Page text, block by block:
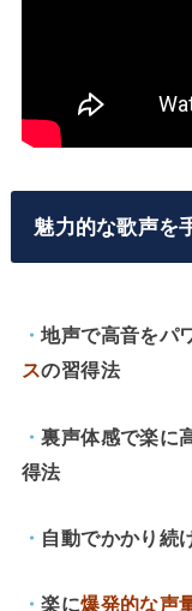
魅力的な歌声を
・地声で高音をパ
スの習得法
・裏声体感で楽に
得法
・ 自動でかかり続
・楽に爆発的な声